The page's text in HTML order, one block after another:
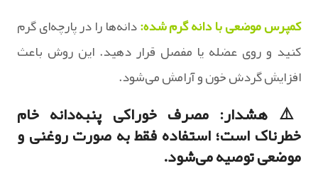
کمپرس موضعی با دانه گرم‌ شده:دانه‌ها را در پارچه‌ای گرم
کنید و روی عضله یا مفصل قرار دهید. این روش باعث
افزایش گردش خون و آرامش می‌شود.
⚠️ هشدار: مصرف خوراکی پنبه‌دانه خام
خطرناک است؛ استفاده فقط به‌ صورت روغنی و
موضعی توصیه می‌شود.